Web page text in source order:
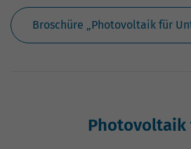
Broschüre „Photovoltaik für
Photovoltaik